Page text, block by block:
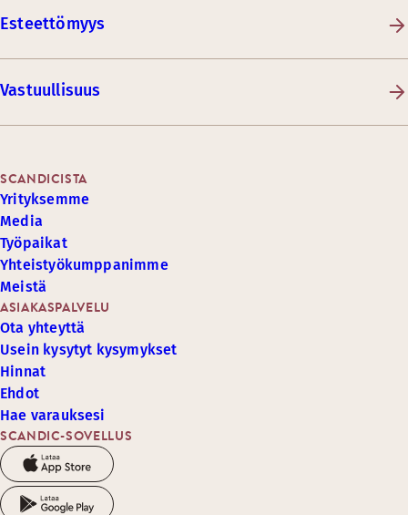
Esteettömyys
Vastuullisuus
SCANDIC-SOVELLUS
ASIAKASPALVELU
Ota yhteyttä
Usein kysytyt kysymykset
Hinnat
Ehdot
Hae varauksesi
SCANDICISTA
Yrityksemme
Media
Työpaikat
Yhteistyökumppanimme
Meistä